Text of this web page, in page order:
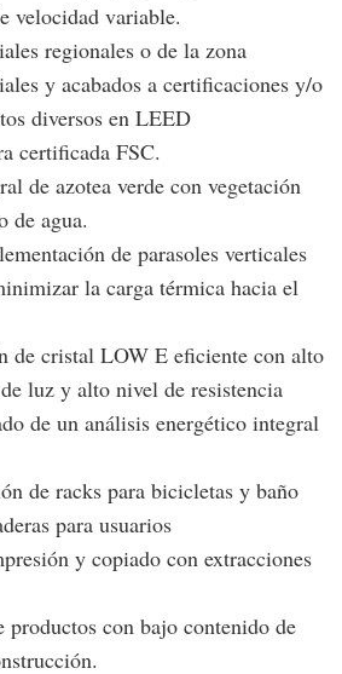
velocidad variable.
regionales o de la zona
y acabados a certificaciones y/o
diversos en LEED
FSC.
azotea verde con vegetación
de agua.
de parasoles verticales
la carga térmica hacia el
cristal LOW E eficiente con alto
luz y alto nivel de resistencia
de un análisis energético integral
racks para bicicletas y baño
para usuarios
y copiado con extracciones
con bajo contenido de